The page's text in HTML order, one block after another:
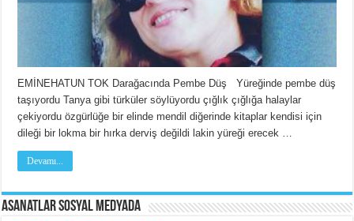
EMİNEHATUN TOK Darağacında Pembe Düş Yüreğinde pembe düş
taşıyordu Tanya gibi türküler söylüyordu çığlık çığlığa halaylar
çekiyordu özgürlüğe bir elinde mendil diğerinde kitaplar kendisi için
dileği bir lokma bir hırka derviş değildi lakin yüreği erecek …
Devamı...
Asanatlar Sosyal Medyada